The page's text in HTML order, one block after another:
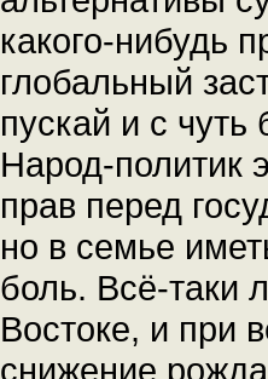
какого-нибудь
глобальный
пускай и с
Народ-политик
прав перед
но в семье
боль. Всё-таки
Востоке, и при
снижение